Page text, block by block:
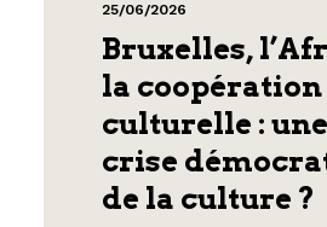
25/06/2026
Bruxelles,
la coopération
culturelle :
crise
de la culture ?